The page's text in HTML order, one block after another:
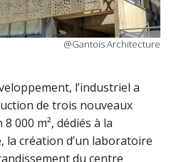
@Gantois Architecture
l’industriel a
de trois nouveaux
000 m², dédiés à la
la création d’un laboratoire
du centre